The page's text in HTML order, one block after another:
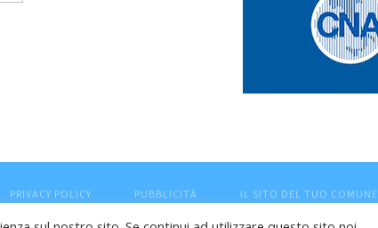
PRIVACY POLICY PUBBLICITÀ IL SITO DEL TUO COMUNE